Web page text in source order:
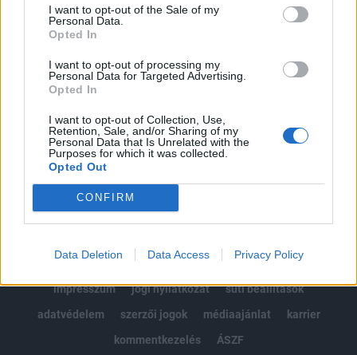
I want to opt-out of the Sale of my
Personal Data.
Opted In
I want to opt-out of processing my
Personal Data for Targeted Advertising.
Opted In
I want to opt-out of Collection, Use,
Retention, Sale, and/or Sharing of my
Personal Data that Is Unrelated with the
Purposes for which it was collected.
Opted Out
CONFIRM
Data Deletion Data Access Privacy Policy
Kötéslisták: BÉT elmúlt 2 év napon belüli
kötéslistái
Előfizetés
MÁR ELŐFIZETŐNK VAGY?BEJELENTKEZÉS
impresszum
jogi nyilatkozat
süti beállítások
adatvédelem
szerzői jogok médiaajánlat
karrier
kommentkezelés
ÁSZF